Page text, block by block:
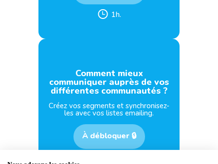
1h.
Comment mieux
communiquer auprès de vos
différentes communautés ?
Créez vos segments et synchronisez-
les avec vos listes emailing.
À débloquer 🔒